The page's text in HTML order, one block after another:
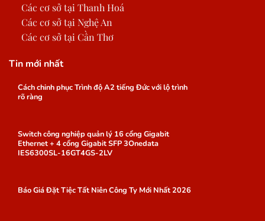
Các cơ sở tại Thanh Hoá
Các cơ sở tại Nghệ An
Các cơ sở tại Cần Thơ
Tin mới nhất
Cách chinh phục Trình độ A2 tiếng Đức với lộ trình
rõ ràng
Switch công nghiệp quản lý 16 cổng Gigabit
Ethernet + 4 cổng Gigabit SFP 3Onedata
IES6300SL-16GT4GS-2LV
Báo Giá Đặt Tiệc Tất Niên Công Ty Mới Nhất 2026